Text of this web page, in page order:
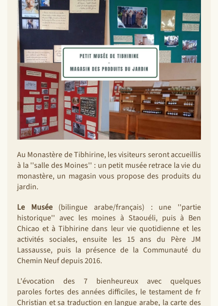
Au Monastère de Tibhirine, les visiteurs seront accueillis
à la ''salle des Moines'' : un petit musée retrace la vie du
monastère, un magasin vous propose des produits du
jardin.
Le Musée(bilingue arabe/français) : une ''partie
historique'' avec les moines à Staouéli, puis à Ben
Chicao et à Tibhirine dans leur vie quotidienne et les
activités sociales, ensuite les 15 ans du Père JM
Lassausse, puis la présence de la Communauté du
Chemin Neuf depuis 2016.
L'évocation des 7 bienheureux avec quelques
paroles fortes des années difficiles, le testament de fr
Christian et sa traduction en langue arabe, la carte des